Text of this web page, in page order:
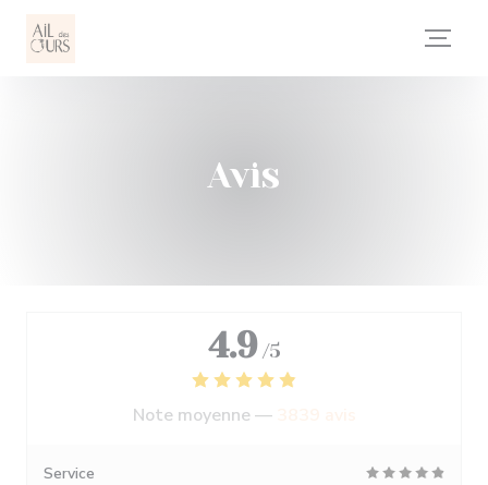
Avis
4.9 /5
Note moyenne —
Service